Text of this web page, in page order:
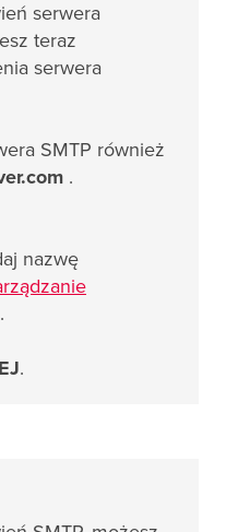
serwera
teraz
serwera
SMTP również
.
nazwę
.